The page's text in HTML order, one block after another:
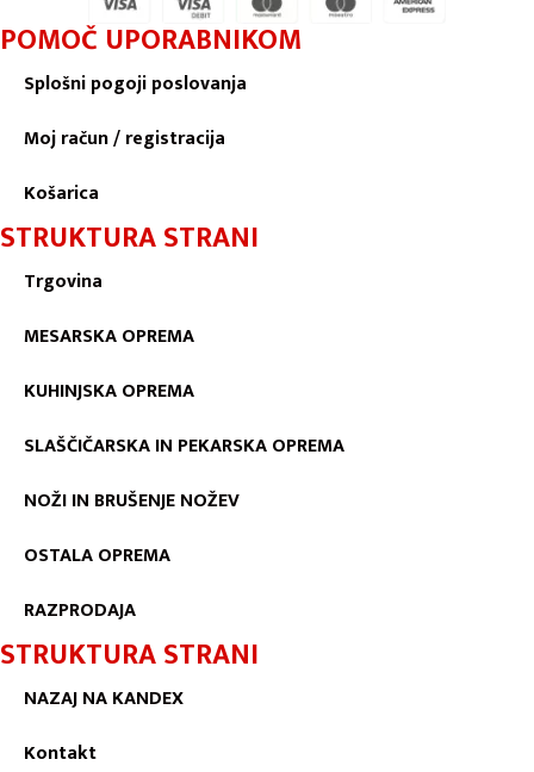
POMOČ UPORABNIKOM
Splošni pogoji poslovanja
Moj račun / registracija
Košarica
STRUKTURA STRANI
Trgovina
MESARSKA OPREMA
KUHINJSKA OPREMA
SLAŠČIČARSKA IN PEKARSKA OPREMA
NOŽI IN BRUŠENJE NOŽEV
OSTALA OPREMA
RAZPRODAJA
STRUKTURA STRANI
NAZAJ NA KANDEX
Kontakt